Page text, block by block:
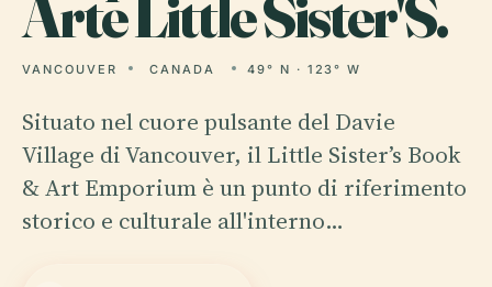
Arte Little Sister'S.
VANCOUVER CANADA 49° N · 123° W
Situato nel cuore pulsante del Davie
Village di Vancouver, il Little Sister’s Book
& Art Emporium è un punto di riferimento
storico e culturale all'interno…